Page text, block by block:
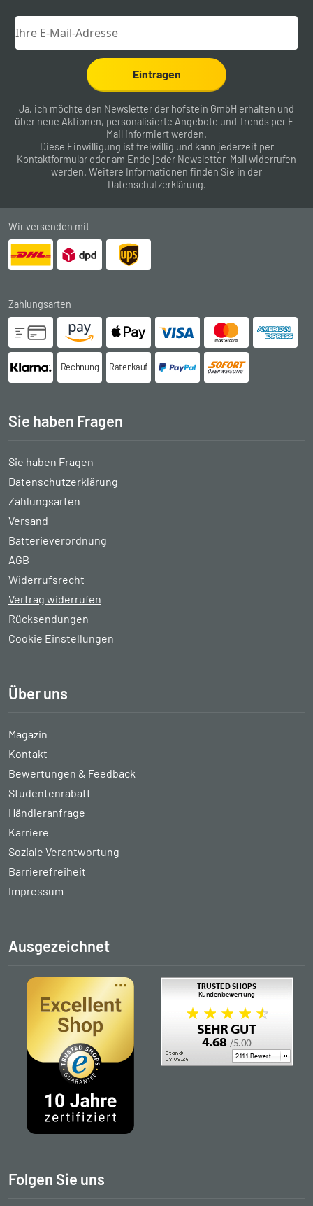
Eintragen
Ja, ich möchte den Newsletter der hofstein GmbH erhalten und
über neue Aktionen, personalisierte Angebote und Trends per E-
Mail informiert werden.
Diese Einwilligung ist freiwillig und kann jederzeit per
Kontaktformular oder am Ende jeder Newsletter-Mail widerrufen
werden. Weitere Informationen finden Sie in der
Datenschutzerklärung.
Wir versenden mit
Zahlungsarten
Rechnung Ratenkauf
Sie haben Fragen
Sie haben Fragen
Datenschutzerklärung
Zahlungsarten
Versand
Batterieverordnung
AGB
Widerrufsrecht
Vertrag widerrufen
Rücksendungen
Cookie Einstellungen
Über uns
Magazin
Kontakt
Bewertungen & Feedback
Studentenrabatt
Händleranfrage
Karriere
Soziale Verantwortung
Barrierefreiheit
Impressum
Ausgezeichnet
Folgen Sie uns